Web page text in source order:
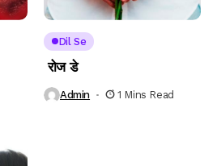
Dil Se
रोज डे
Admin 1 Mins Read